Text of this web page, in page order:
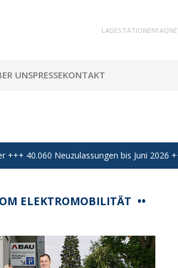
LADESTATIONENFAQ
UNSPRESSEKONTAKT
Neuzulassungen bis Juni 2026 +++
ELEKTROMOBILITÄT ••